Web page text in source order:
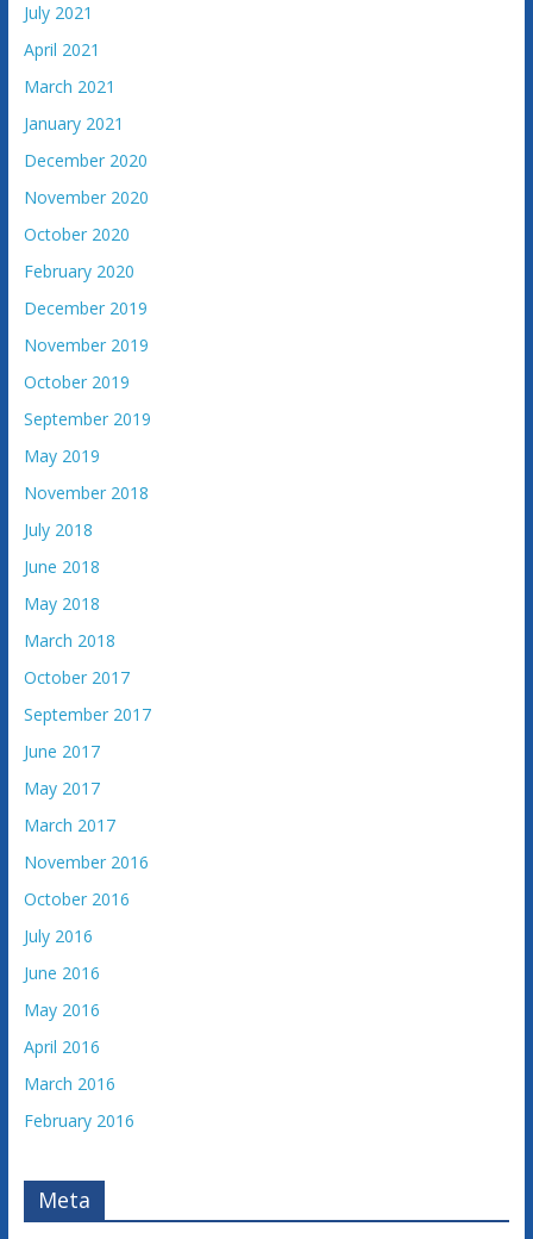
July 2021
April 2021
March 2021
January 2021
December 2020
November 2020
October 2020
February 2020
December 2019
November 2019
October 2019
September 2019
May 2019
November 2018
July 2018
June 2018
May 2018
March 2018
October 2017
September 2017
June 2017
May 2017
March 2017
November 2016
October 2016
July 2016
June 2016
May 2016
April 2016
March 2016
February 2016
Meta